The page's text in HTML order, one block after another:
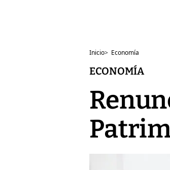
Inicio> Economía
ECONOMÍA